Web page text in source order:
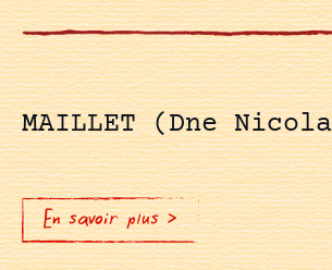
MAILLET (Dne
En savoir plus >